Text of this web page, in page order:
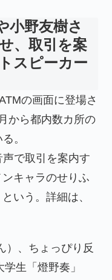
小野友樹さ
、取引を案
スピーカー
の画面に登場さ
から都内数カ所の
。
で取引を案内す
キャラのせりふ
いう。詳細は、
）、ちょっぴり反
生「燈野奏」